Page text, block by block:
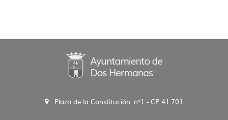
Plaza de la Constitución, n°1 - CP 41.701